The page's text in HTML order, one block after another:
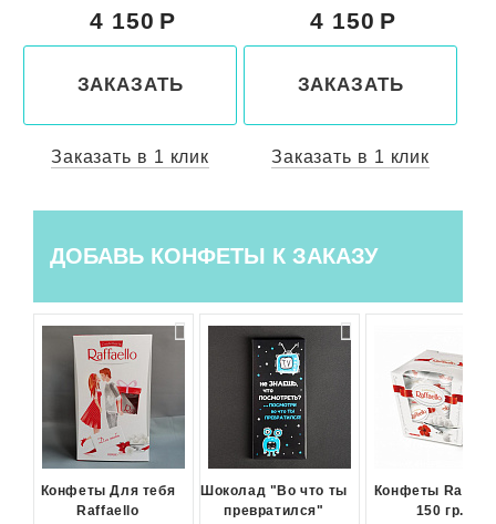
4 150
ЗАКАЗАТЬ
Заказать в 1 клик
4 300
ЗАКАЗАТЬ
Заказать в 1 клик
ДОБАВЬ КОНФЕТЫ К ЗАКАЗУ
Конфеты Для тебя
Raffaello
Шоколад "Во что ты
превратился"
Конфеты
150 гр.